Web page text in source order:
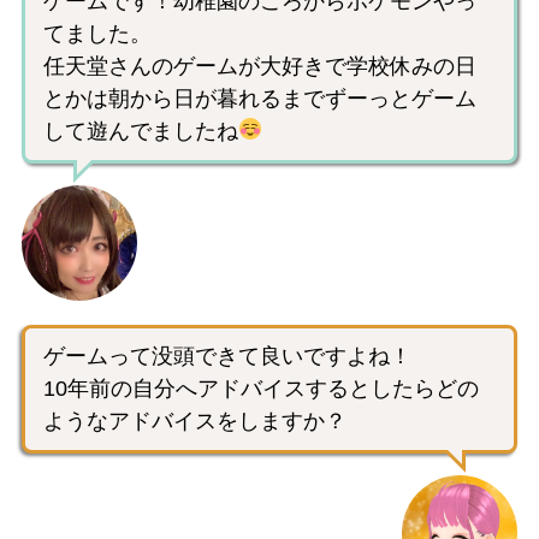
てました。
任天堂さんのゲームが大好きで学校休みの日
とかは朝から日が暮れるまでずーっとゲーム
して遊んでましたね
ゲームって没頭できて良いですよね！
10年前の自分へアドバイスするとしたらどの
ようなアドバイスをしますか？